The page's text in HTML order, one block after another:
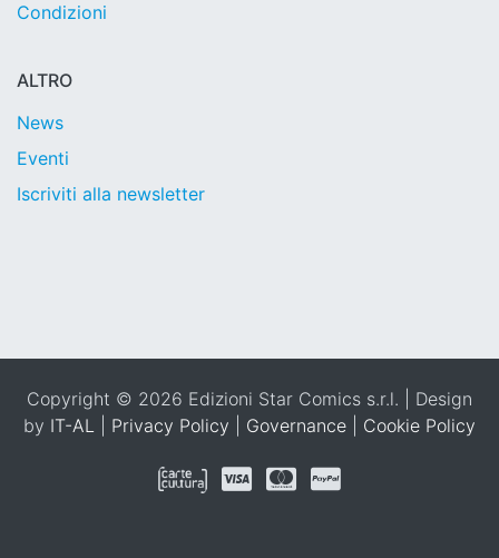
Condizioni
ALTRO
News
Eventi
Iscriviti alla newsletter
Copyright © 2026 Edizioni Star Comics s.r.l. | Design
by IT-AL Privacy Policy Governance Cookie Policy